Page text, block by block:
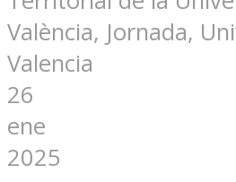
València, Jornada,
Valencia
26
ene
2025